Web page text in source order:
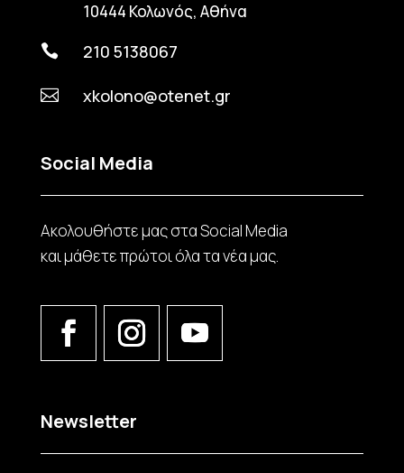
10444 Κολωνός, Αθήνα
 210 5138067
 xkolono@otenet.gr
Social Media
Ακολουθήστε μας στα Social Media
και μάθετε πρώτοι όλα τα νέα μας.
Newsletter